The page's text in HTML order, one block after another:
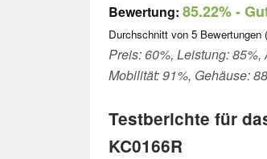
Bewertung: 85.22%-
Durchschnitt von 5 Bewertungen
Preis: 60%, Leistung:
Mobilität: 91%, Gehäuse:
Testberichte für
KC0166R